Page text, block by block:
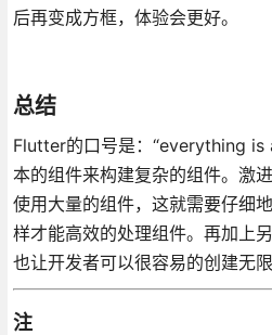
后再变成方框，体验会更好。
总结
Flutter的口号是：“everything is
本的组件来构建复杂的组件。激
使用大量的组件，这就需要仔细
样才能高效的处理组件。再加上
也让开发者可以很容易的创建无限
注